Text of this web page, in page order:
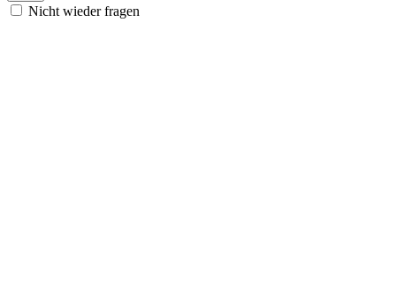
Nicht wieder fragen